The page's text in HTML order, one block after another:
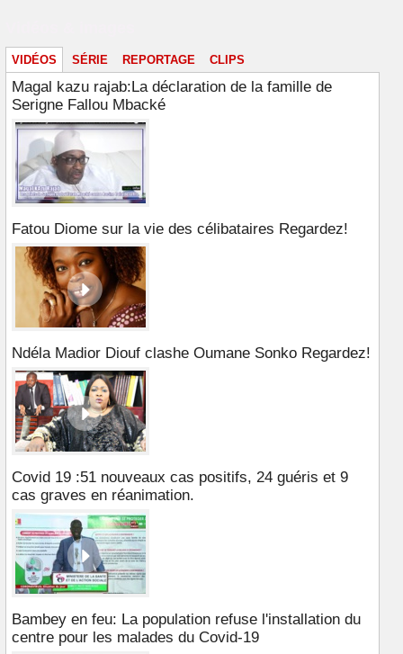
VIDÉOS SÉRIE REPORTAGE CLIPS
Magal kazu rajab:La déclaration de la famille de
Serigne Fallou Mbacké
Fatou Diome sur la vie des célibataires Regardez!
Ndéla Madior Diouf clashe Oumane Sonko Regardez!
Covid 19 :51 nouveaux cas positifs, 24 guéris et 9
cas graves en réanimation.
Bambey en feu: La population refuse l'installation du
centre pour les malades du Covid-19